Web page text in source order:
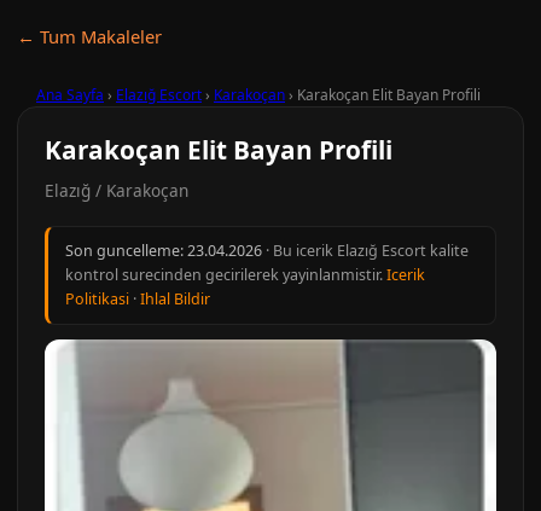
← Tum Makaleler
Ana Sayfa › Elazığ Escort› Karakoçan› Karakoçan Elit Bayan Profili
Karakoçan Elit Bayan Profili
Elazığ / Karakoçan
Son guncelleme:23.04.2026 · Bu icerik Elazığ Escort kalite
kontrol surecinden gecirilerek yayinlanmistir.Icerik
Politikasi ·Ihlal Bildir